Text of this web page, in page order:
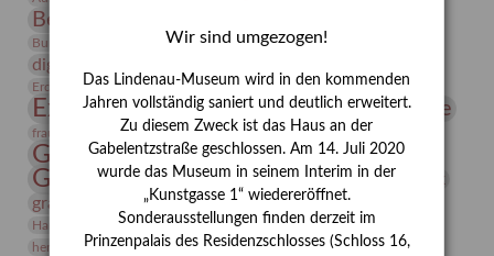
Bernhard August von Lindenau
Burg Posterstein Conrad Felixmüller Depot
digitallabor
Erdmann Julius Dietrich
Erlebnisportal estrusker Exlibris
Expressionismus Festrede Florenz Fotografie
frauen Frauen in der Antike und heute
Gerhard-Altenbourg-Preis
Gerhard Altenbourg
Gerhard Kurt Müller
grafische sammlung griechische Mythologie
Hanns-Conon von der Gabelentz Heinrich Kirchhoff Heldinnen
herman de vries Humboldt
Insekten
Wir sind umgezogen!
Das Lindenau-Museum wird in den kommenden
Jahren vollständig saniert und deutlich erweitert.
Zu diesem Zweck ist das Haus an der
Gabelentzstraße geschlossen. Am 14. Juli 2020
wurde das Museum in seinem Interim in der
„Kunstgasse 1“ wiedereröffnet.
Sonderausstellungen finden derzeit im
Prinzenpalais des Residenzschlosses (Schloss 16,